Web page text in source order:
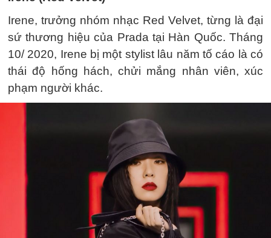
Irene, trưởng nhóm nhạc Red Velvet, từng là đại
sứ thương hiệu của Prada tại Hàn Quốc. Tháng
10/ 2020, Irene bị một stylist lâu năm tố cáo là có
thái độ hống hách, chửi mắng nhân viên, xúc
phạm người khác.